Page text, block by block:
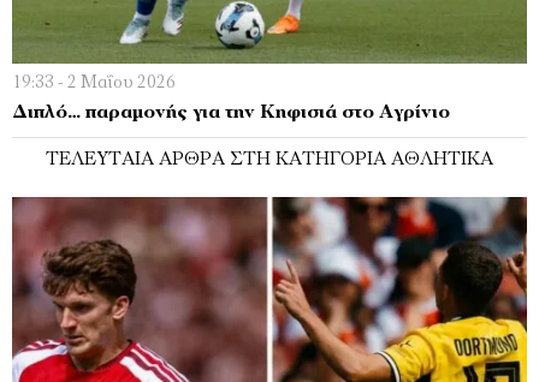
19:33 - 2 Μαΐου 2026
Διπλό… παραμονής για την Κηφισιά στο Αγρίνιο
ΤΕΛΕΥΤΑΊΑ ΆΡΘΡΑ ΣΤΗ ΚΑΤΗΓΟΡΊΑ ΑΘΛΗΤΙΚΆ